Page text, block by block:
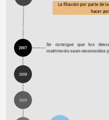
La filiación por parte de
hacer
2007
Se consigue que los
matrimonio sean reconocidos
2008
2009